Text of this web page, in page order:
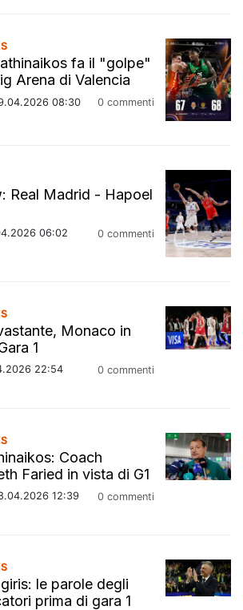
fa il "golpe"
Arena di Valencia
08:30 0 commenti
Real Madrid - Hapoel
06:02 0 commenti
Monaco in
1
22:54 0 commenti
Coach
Faried in vista di G1
12:39 0 commenti
le parole degli
prima di gara 1